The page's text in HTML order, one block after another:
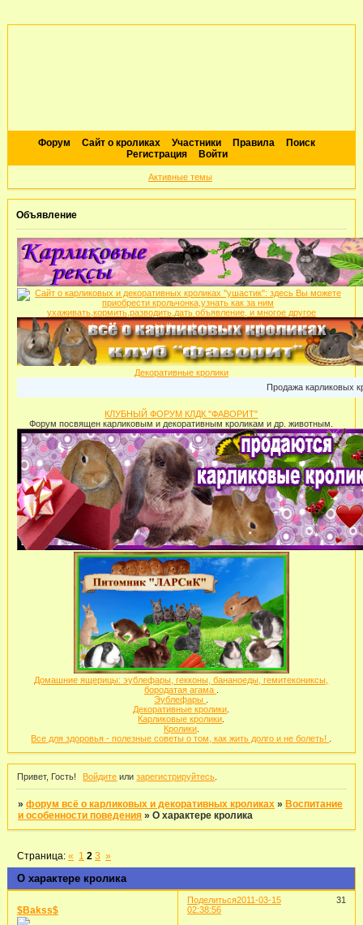
Форум Сайт о кроликах Участники Правила
Поиск
Регистрация
Войти
Активные темы
Объявление
Декоративные кролики
Продажа карликовых кроликов:
КЛУБНЫЙ ФОРУМ КЛДК "ФАВОРИТ"
Форум посвящен карликовым и декоративным кроликам и др. животным.
Домашние ящерицы: эублефары, гекконы, бананоеды, гемитекониксы,
бородатая агама
Эублефары
Декоративные кролики
Карликовые кролики
Кролики.
Все для здоровья - полезные советы о том, как жить долго и не болеть!
Привет, Гость! Войдите илизарегистрируйтесь
»форум всё о карликовых и декоративных кроликах » Воспитание
и особенности поведения »О характере кролика
О характере кролика
Страница:« 1 2 3 »
Поделиться 31
2011-03-15
02:38:56
$Bakss$